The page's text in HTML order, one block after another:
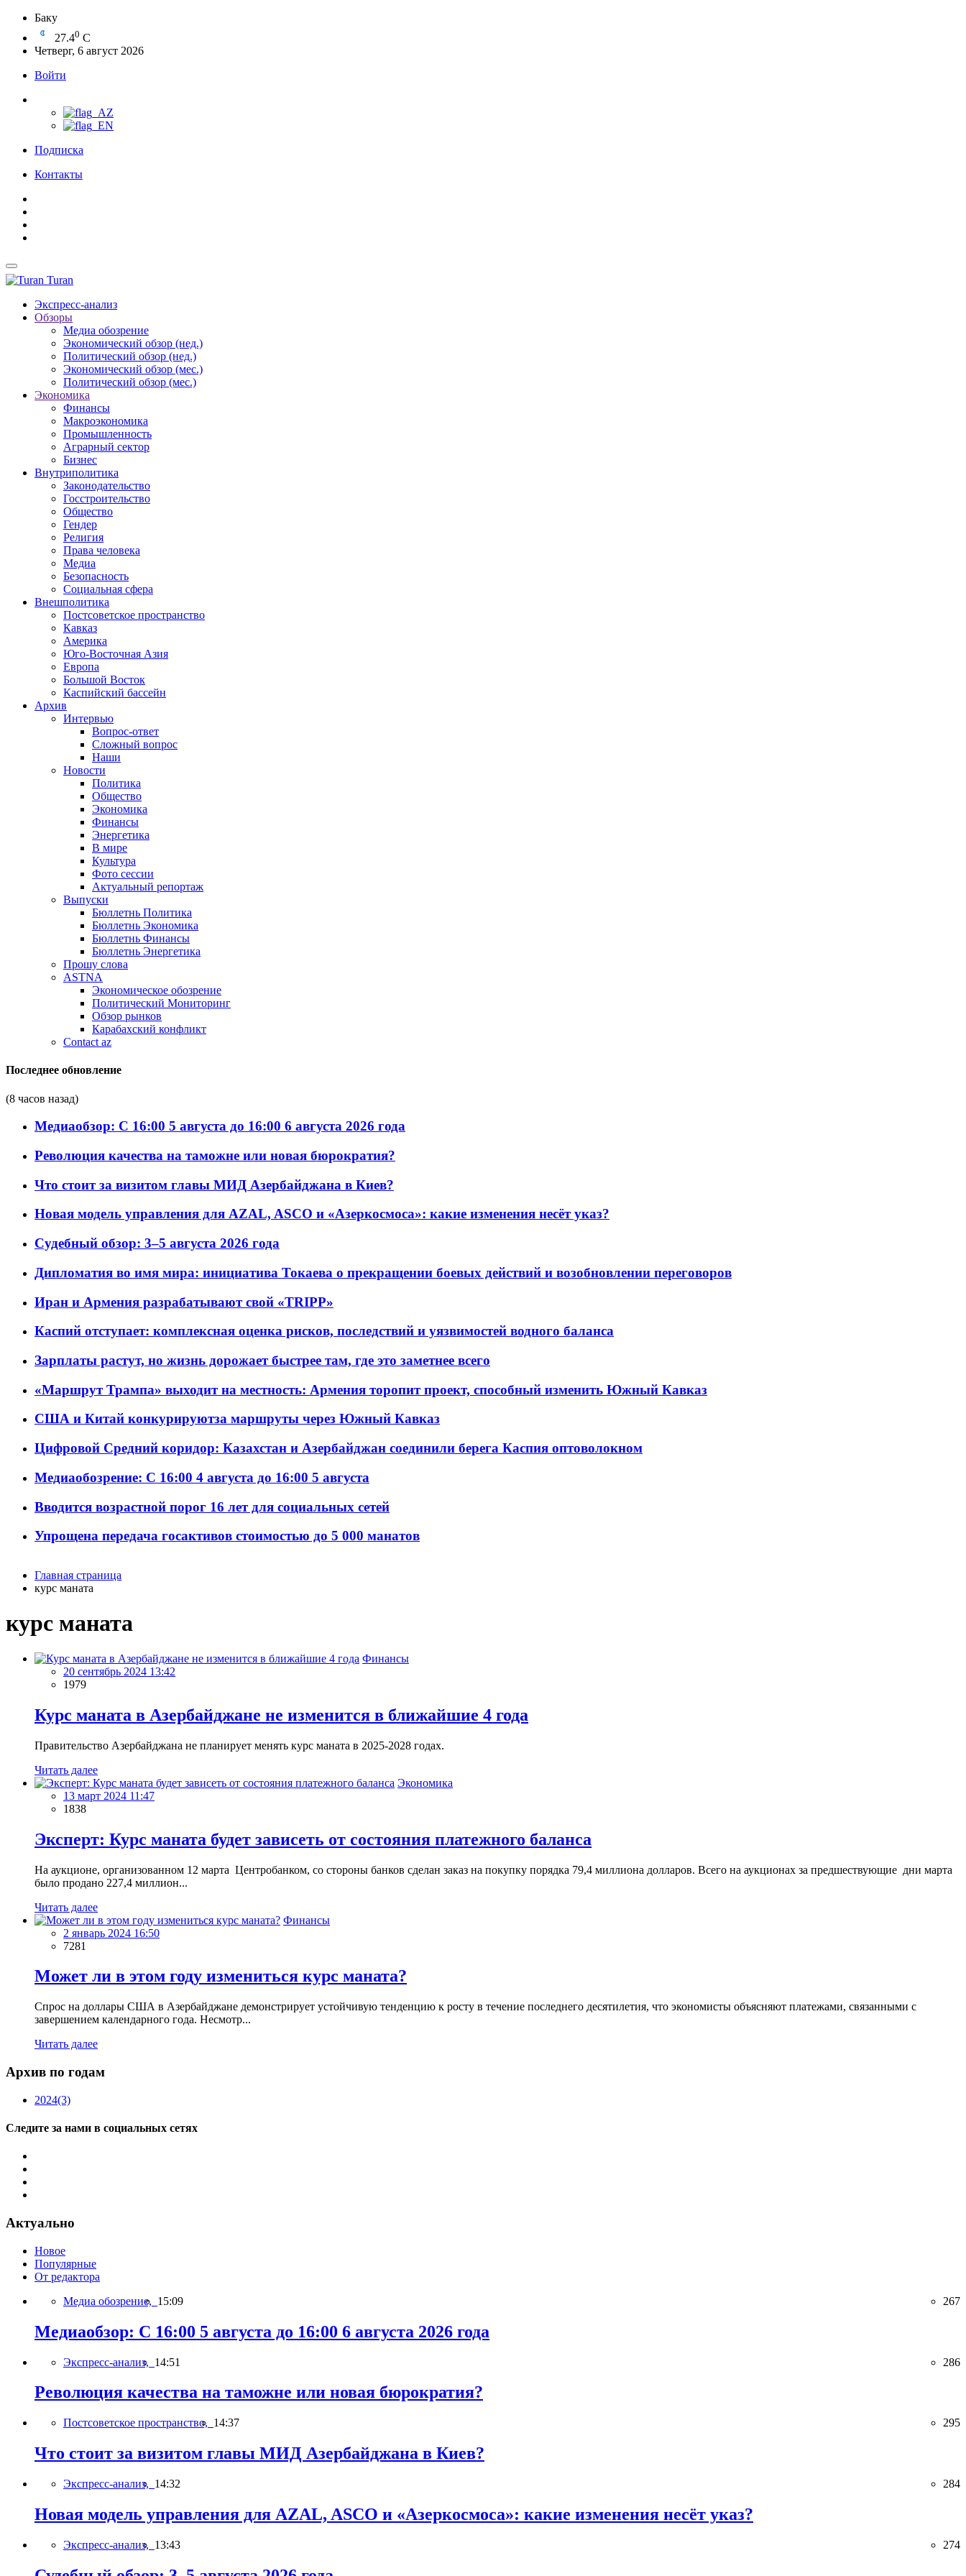
Баку
27.40 C
Четверг, 6 август 2026
Войти
Подписка
Контакты
Turan
Экспресс-анализ
Обзоры
Медиа обозрение
Экономический обзор (нед.)
Политический обзор (нед.)
Экономический обзор (мес.)
Политический обзор (мес.)
Экономика
Финансы
Макроэкономика
Промышленность
Аграрный сектор
Бизнес
Внутриполитика
Законодательство
Госстроительство
Общество
Гендер
Религия
Права человека
Медиа
Безопасность
Социальная сфера
Внешполитика
Постсоветское пространство
Кавказ
Америка
Юго-Восточная Азия
Европа
Большой Восток
Каспийский бассейн
Архив
Интервью
Вопрос-ответ
Сложный вопрос
Наши
Новости
Политика
Общество
Экономика
Финансы
Энергетика
В мире
Культура
Фото сессии
Актуальный репортаж
Выпуски
Бюллетнь Политика
Бюллетнь Экономика
Бюллетнь Финансы
Бюллетнь Энергетика
Прошу слова
ASTNA
Экономическое обозрение
Политический Мониторинг
Обзор рынков
Карабахский конфликт
Contact az
Последнее обновление
(8 часов назад)
Медиаобзор: С 16:00 5 августа до 16:00 6 августа 2026 года
Революция качества на таможне или новая бюрократия?
Что стоит за визитом главы МИД Азербайджана в Киев?
Новая модель управления для AZAL, ASCO и «Азеркосмоса»: какие изменения несёт указ?
Судебный обзор: 3–5 августа 2026 года
Дипломатия во имя мира: инициатива Токаева о прекращении боевых действий и возобновлении переговоров
Иран и Армения разрабатывают свой «TRIPP»
Каспий отступает: комплексная оценка рисков, последствий и уязвимостей водного баланса
Зарплаты растут, но жизнь дорожает быстрее там, где это заметнее всего
«Маршрут Трампа» выходит на местность: Армения торопит проект, способный изменить Южный Кавказ
США и Китай конкурируютза маршруты через Южный Кавказ
Цифровой Средний коридор: Казахстан и Азербайджан соединили берега Каспия оптоволокном
Медиаобозрение: С 16:00 4 августа до 16:00 5 августа
Вводится возрастной порог 16 лет для социальных сетей
Упрощена передача госактивов стоимостью до 5 000 манатов
Главная страница
курс маната
курс маната
Финансы
20 сентябрь 2024 13:42
1979
Курс маната в Азербайджане не изменится в ближайшие 4 года
Правительство Азербайджана не планирует менять курс маната в 2025-2028 годах.
Читать далее
Экономика
13 март 2024 11:47
1838
Эксперт: Курс маната будет зависеть от состояния платежного баланса
На аукционе, организованном 12 марта Центробанком, со стороны банков сделан заказ на покупку порядка 79,4 миллиона долларов. Всего на аукционах за предшествующие дни марта
было продано 227,4 миллион...
Читать далее
Финансы
2 январь 2024 16:50
7281
Может ли в этом году измениться курс маната?
Спрос на доллары США в Азербайджане демонстрирует устойчивую тенденцию к росту в течение последнего десятилетия, что экономисты объясняют платежами, связанными с
завершением календарного года. Несмотр...
Читать далее
Архив по годам
2024(3)
Следите за нами в социальных сетях
Актуально
Новое
Популярные
От редактора
Медиа обозрение, 15:09 267
Медиаобзор: С 16:00 5 августа до 16:00 6 августа 2026 года
Экспресс-анализ, 14:51 286
Революция качества на таможне или новая бюрократия?
Постсоветское пространство, 14:37 295
Что стоит за визитом главы МИД Азербайджана в Киев?
Экспресс-анализ, 14:32 284
Новая модель управления для AZAL, ASCO и «Азеркосмоса»: какие изменения несёт указ?
Экспресс-анализ, 13:43 274